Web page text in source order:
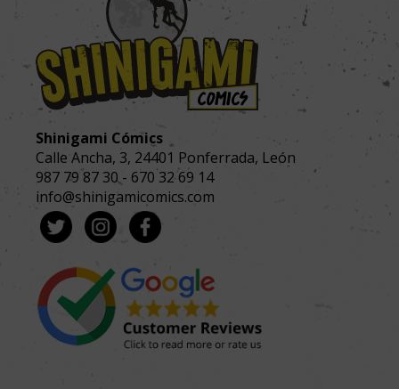
Shinigami Cómics
Calle Ancha, 3, 24401 Ponferrada, León
987 79 87 30- 670 32 69 14
info@shinigamicomics.com